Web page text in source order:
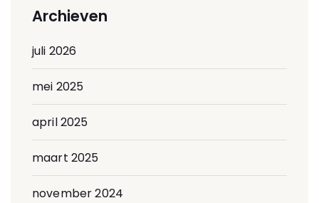
Archieven
juli 2026
mei 2025
april 2025
maart 2025
november 2024